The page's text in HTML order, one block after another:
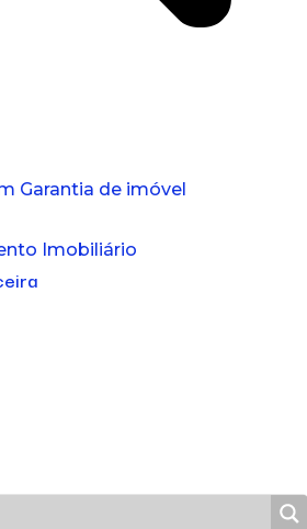
Garantia de imóvel
Imobiliário